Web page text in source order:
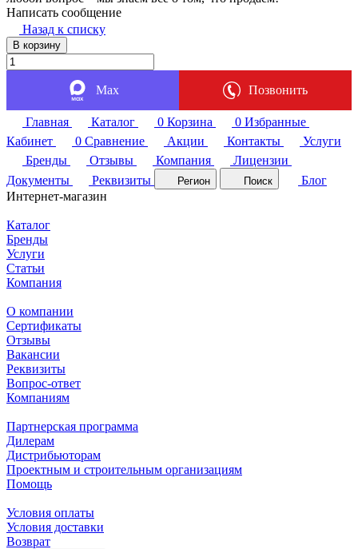
Написать сообщение
Назад к списку
В корзину
Max Позвонить
Главная Каталог 0 Корзина 0 Избранные
Кабинет
0 Сравнение Акции Контакты
Услуги
Бренды
Отзывы Компания
Лицензии
Документы
Реквизиты Регион Поиск
Блог
Интернет-магазин
Каталог
Бренды
Услуги
Статьи
Компания
О компании
Сертификаты
Отзывы
Вакансии
Реквизиты
Вопрос-ответ
Компаниям
Партнерская программа
Дилерам
Дистрибьюторам
Проектным и строительным организациям
Помощь
Условия оплаты
Условия доставки
Возврат